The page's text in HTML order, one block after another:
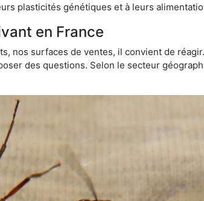
plasticités génétiques et à leurs
en France
nos surfaces de ventes, il convient de
des questions. Selon le secteur